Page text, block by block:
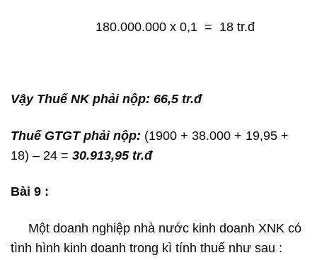
180.000.000 x 0,1 = 18 tr.đ
Vậy Thuế NK phải nộp: 66,5 tr.đ
Thuế GTGT phải nộp: (1900 + 38.000 + 19,95 +
18) – 24 = 30.913,95 tr.đ
Bài 9 :
Một doanh nghiệp nhà nước kinh doanh XNK có
tình hình kinh doanh trong kì tính thuế như sau :